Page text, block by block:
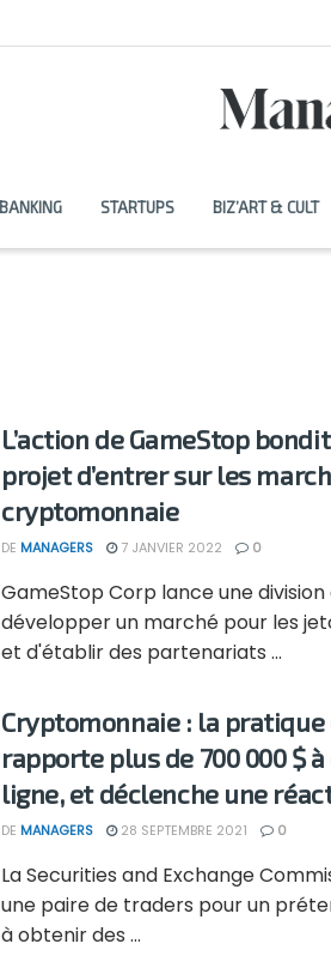
BANKING STARTUPS BIZ’ART & CULT
L’action de GameStop
projet d’entrer sur les
cryptomonnaie
DE MANAGERS 7 JANVIER 2022 0
GameStop Corp lance une
développer un marché pour les
et d'établir des partenariats ...
Cryptomonnaie : la
rapporte plus de 700 000 $
ligne, et déclenche une
DE MANAGERS 28 SEPTEMBRE 2021 0
La Securities and Exchange
une paire de traders pour un
à obtenir des ...